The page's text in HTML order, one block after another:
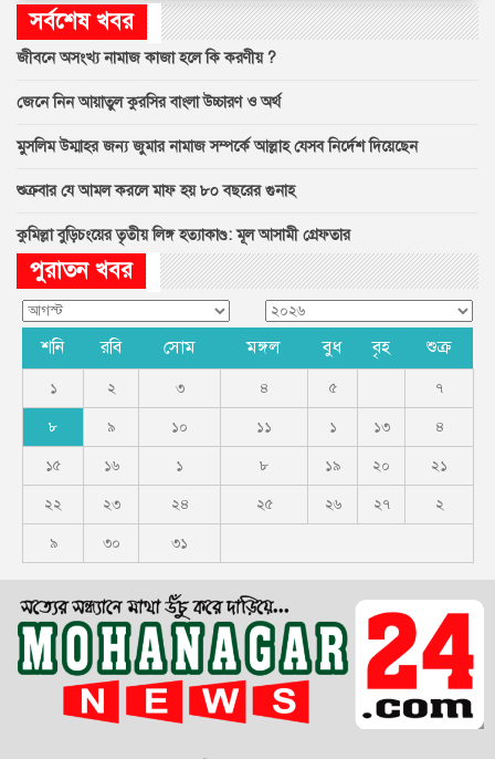
সর্বশেষ খবর
জীবনে অসংখ্য নামাজ কাজা হলে কি করণীয় ?
জেনে নিন আয়াতুল কুরসির বাংলা উচ্চারণ ও অর্থ
মুসলিম উম্মাহর জন্য জুমার নামাজ সম্পর্কে আল্লাহ যেসব নির্দেশ দিয়েছেন
শুক্রবার যে আমল করলে মাফ হয় ৮০ বছরের গুনাহ
কুমিল্লা বুড়িচংয়ের তৃতীয় লিঙ্গ হত্যাকাণ্ড: মূল আসামী গ্রেফতার
পুরাতন খবর
শনি রবি সোম মঙ্গল বুধ বৃহ শুক্র
১ ২ ৩ ৪ ৫ ৭
৮ ৯ ১০ ১১ ১ ১৩ ৪
১৫ ১৬ ১ ৮ ১৯ ২০ ২১
২২ ২৩ ২৪ ২৫ ২৬ ২৭ ২
৯ ৩০ ৩১